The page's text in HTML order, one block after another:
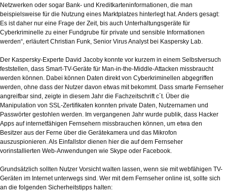
Netzwerken oder sogar Bank- und Kreditkarteninformationen, die man
beispielsweise für die Nutzung eines Marktplatzes hinterlegt hat. Anders gesagt:
Es ist daher nur eine Frage der Zeit, bis auch Unterhaltungsgeräte für
Cyberkriminelle zu einer Fundgrube für private und sensible Informationen
werden“, erläutert Christian Funk, Senior Virus Analyst bei Kaspersky Lab.
Der Kaspersky-Experte David Jacoby konnte vor kurzem in einem Selbstversuch
feststellen, dass Smart-TV-Geräte für Man-in-the-Middle-Attacken missbraucht
werden können. Dabei können Daten direkt von Cyberkriminellen abgegriffen
werden, ohne dass der Nutzer davon etwas mit bekommt. Dass smarte Fernseher
angreifbar sind, zeigte in diesem Jahr die Fachzeitschrift c´t. Über die
Manipulation von SSL-Zertifikaten konnten private Daten, Nutzernamen und
Passwörter gestohlen werden. Im vergangenen Jahr wurde publik, dass Hacker
Apps auf internetfähigen Fernsehern missbrauchen können, um etwa den
Besitzer aus der Ferne über die Gerätekamera und das Mikrofon
auszuspionieren. Als Einfallstor dienen hier die auf dem Fernseher
vorinstallierten Web-Anwendungen wie Skype oder Facebook.
Grundsätzlich sollten Nutzer Vorsicht walten lassen, wenn sie mit webfähigen TV-
Geräten im Internet unterwegs sind. Wer mit dem Fernseher online ist, sollte sich
an die folgenden Sicherheitstipps halten: